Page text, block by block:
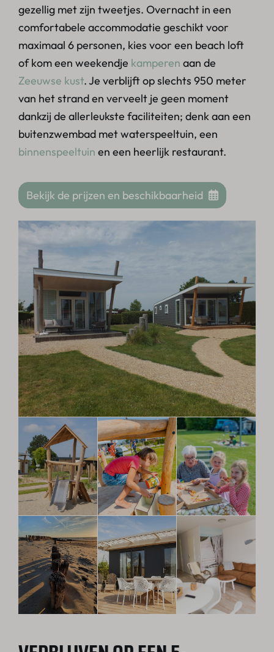
gezellig met zijn tweetjes. Overnacht in een
comfortabele accommodatie geschikt voor
maximaal 6 personen, kies voor een beach loft
of kom een weekendje kamperen aan de
Zeeuwse kust. Je verblijft op slechts 950 meter
van het strand en verveelt je geen moment
dankzij de allerleukste faciliteiten; denk aan een
buitenzwembad met waterspeeltuin, een
binnenspeeltuin en een heerlijk restaurant.
Bekijk de prijzen en beschikbaarheid